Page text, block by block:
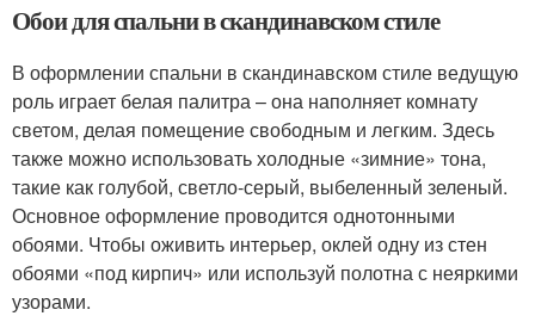
Обои для спальни в скандинавском стиле
В оформлении спальни в скандинавском стиле ведущую
роль играет белая палитра – она наполняет комнату
светом, делая помещение свободным и легким. Здесь
также можно использовать холодные «зимние» тона,
такие как голубой, светло-серый, выбеленный зеленый.
Основное оформление проводится однотонными
обоями. Чтобы оживить интерьер, оклей одну из стен
обоями «под кирпич» или используй полотна с неяркими
узорами.